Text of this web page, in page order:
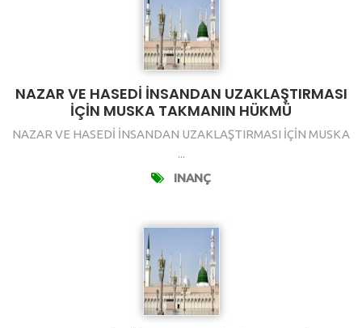
NAZAR VE HASEDİ İNSANDAN UZAKLAŞTIRMASI
İÇİN MUSKA TAKMANIN HÜKMÜ
NAZAR VE HASEDİ İNSANDAN UZAKLAŞTIRMASI İÇİN MUSKA
...
INANÇ